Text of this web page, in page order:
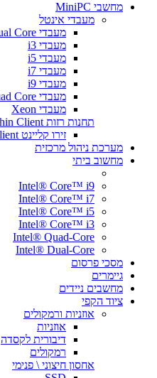
מחשבי MiniPC
מעבדי אינטל
מעבדי Dual Core
מעבדי i3
מעבדי i5
מעבדי i7
מעבדי i9
מעבדי Quad Core
מעבדי Xeon
תחנות רזות Thin Client
זירו קליינט Zero Client
מערכת ניהול מרכזית
מחשוב ביתי
Intel® Core™ i9
Intel® Core™ i7
Intel® Core™ i5
Intel® Core™ i3
Intel® Quad-Core
Intel® Dual-Core
מסכי פרסום
גיימרים
מחשבים ניידים
ציוד הקפי
אוזניות ורמקולים
אוזניות
דיבורית לקסדה
רמקולים
אחסון חיצוני \ פנימי